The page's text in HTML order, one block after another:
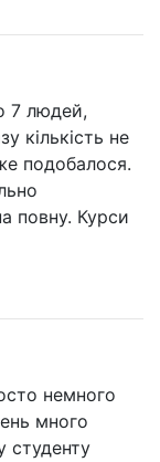
7 людей,
кількість не
подобалося.
повну. Курси
немного
много
студенту